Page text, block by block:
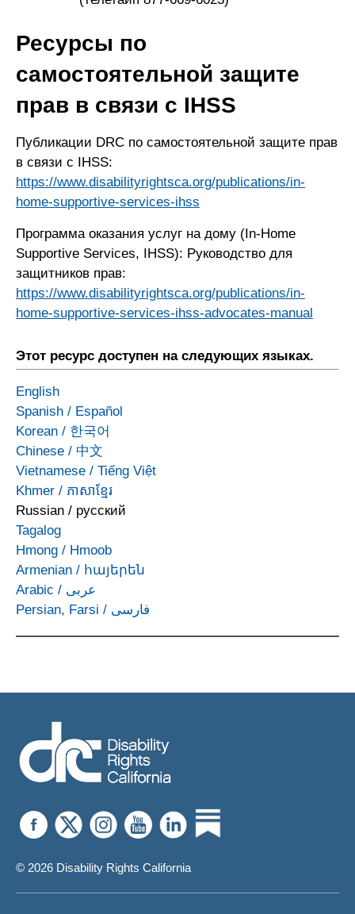
Ресурсы по
самостоятельной защите
прав в связи с IHSS
Публикации DRC по самостоятельной защите прав
в связи с IHSS:
https://www.disabilityrightsca.org/publications/in-
home-supportive-services-ihss
Программа оказания услуг на дому (In-Home
Supportive Services, IHSS): Руководство для
защитников прав:
https://www.disabilityrightsca.org/publications/in-
home-supportive-services-ihss-advocates-manual
Этот ресурс доступен на следующих языках.
English
Spanish / Español
Korean / 한국어
Chinese / 中文
Vietnamese / Tiếng Việt
Khmer / ភាសាខ្មែរ
Russian / русский
Tagalog
Hmong / Hmoob
Armenian / հայերեն
Arabic / عربى
Persian, Farsi / فارسی
© 2026 Disability Rights California